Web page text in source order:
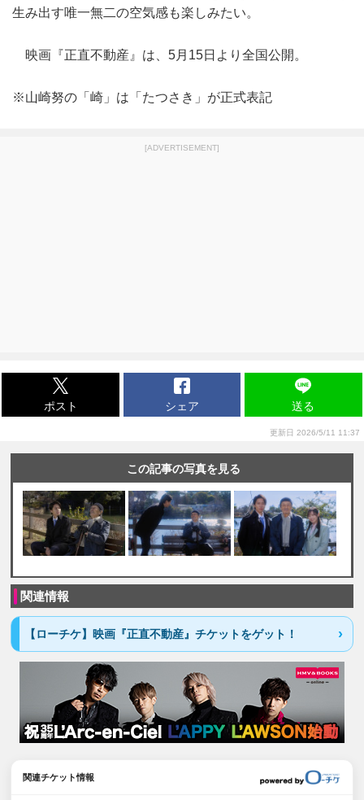
生み出す唯一無二の空気感も楽しみたい。
映画『正直不動産』は、5月15日より全国公開。
※山崎努の「崎」は「たつさき」が正式表記
[ADVERTISEMENT]
ポスト シェア 送る
更新日 2026/5/11 11:37
この記事の写真を見る
関連情報
【ローチケ】映画『正直不動産』チケットをゲット！
関連チケット情報